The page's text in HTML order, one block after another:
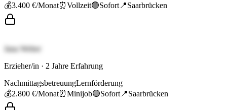
💰3.400 €/Monat⏰Vollzeit🟢Sofort 📍Saarbrücken
Jana Weber
Erzieher/in · 2 Jahre Erfahrung
NachmittagsbetreuungLernförderung
💰2.800 €/Monat⏰Minijob🟢Sofort 📍Saarbrücken